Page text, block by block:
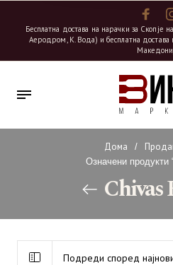
Бесплатна достава на нарачки за
Аеродром, К. Вода) и бесплатна
Дома /
Означени продукти
Chivas
Подреди според